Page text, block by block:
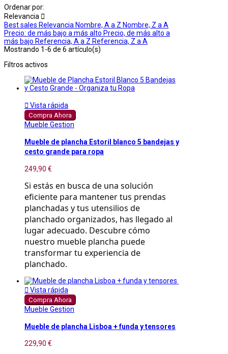
Ordenar por:
Relevancia 
Best sales Relevancia Nombre, A a Z Nombre, Z a A
Precio: de más bajo a más alto Precio, de más alto a
más bajo Referencia, A a Z Referencia, Z a A
Mostrando 1-6 de 6 artículo(s)
Filtros activos
 Vista rápida
Compra Ahora
Mueble Gestion
Mueble de plancha Estoril blanco 5 bandejas y
cesto grande para ropa
249,90 €
Si estás en busca de una solución
eficiente para mantener tus prendas
planchadas y tus utensilios de
planchado organizados, has llegado al
lugar adecuado. Descubre cómo
nuestro mueble plancha puede
transformar tu experiencia de
planchado.
 Vista rápida
Compra Ahora
Mueble Gestion
Mueble de plancha Lisboa + funda y tensores
229,90 €